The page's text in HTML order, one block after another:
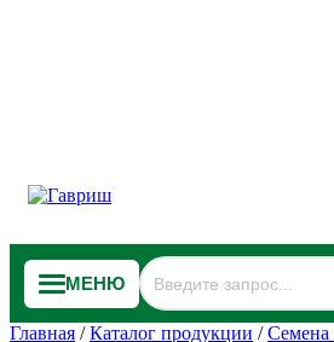
МЕНЮ
Главная /Каталог продукции /Семена